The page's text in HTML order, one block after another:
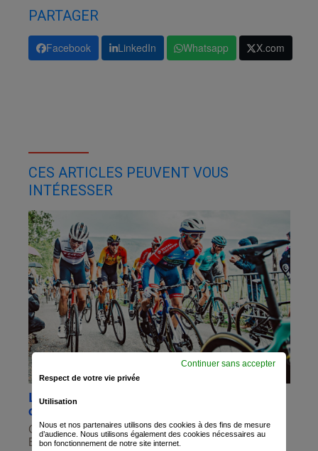
PARTAGER
Facebook LinkedIn Whatsapp X.com
CES ARTICLES PEUVENT VOUS
INTÉRESSER
Liège-Bastogne-Liège : Julien Simon le
doyen
Ce dimanche aura lieu la 107e édition de Liège-
Bastogne-Liège. Ce monument historique f...
Respect de votre vie privée
Utilisation
Nous et nos partenaires utilisons des cookies à des fins de mesure
d’audience. Nous utilisons également des cookies nécessaires au
bon fonctionnement de notre site internet.
Continuer sans accepter